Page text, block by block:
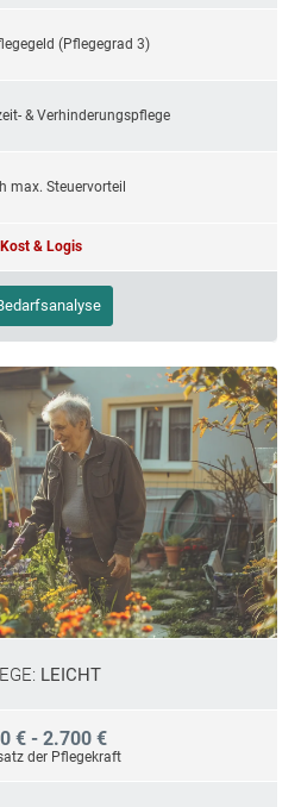
(Pflegegrad 3)
& Verhinderungspflege
max. Steuervorteil
& Logis
LEICHT
€ - 2.700 €
der Pflegekraft